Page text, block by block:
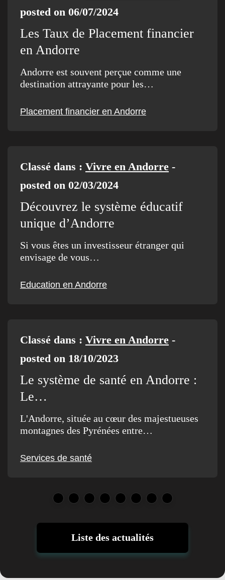
posted on 06/07/2024
Les Taux de Placement financier
en Andorre
Andorre est souvent perçue comme une
destination attrayante pour les…
Placement financier en Andorre
Classé dans : Vivre en Andorre -
posted on 02/03/2024
Découvrez le système éducatif
unique d’Andorre
Si vous êtes un investisseur étranger qui
envisage de vous…
Education en Andorre
Classé dans : Vivre en Andorre -
posted on 18/10/2023
Le système de santé en Andorre :
Le…
L'Andorre, située au cœur des majestueuses
montagnes des Pyrénées entre…
Services de santé
Liste des actualités